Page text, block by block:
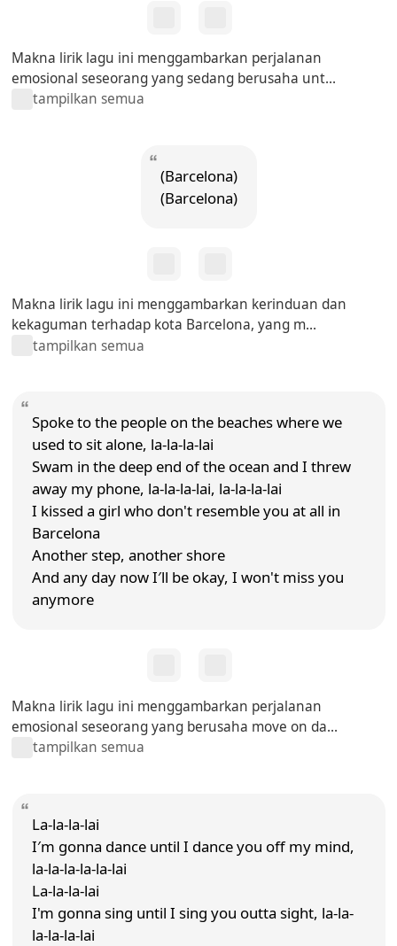
Makna lirik lagu ini menggambarkan perjalanan
emosional seseorang yang sedang berusaha unt...
tampilkan semua
(Barcelona)
(Barcelona)
Makna lirik lagu ini menggambarkan kerinduan dan
kekaguman terhadap kota Barcelona, yang m...
tampilkan semua
Spoke to the people on the beaches where we
used to sit alone, la-la-la-lai
Swam in the deep end of the ocean and I threw
away my phone, la-la-la-lai, la-la-la-lai
I kissed a girl who don't resemble you at all in
Barcelona
Another step, another shore
And any day now I′ll be okay, I won't miss you
anymore
Makna lirik lagu ini menggambarkan perjalanan
emosional seseorang yang berusaha move on da...
tampilkan semua
La-la-la-lai
I′m gonna dance until I dance you off my mind,
la-la-la-la-la-lai
La-la-la-lai
I'm gonna sing until I sing you outta sight, la-la-
la-la-la-lai